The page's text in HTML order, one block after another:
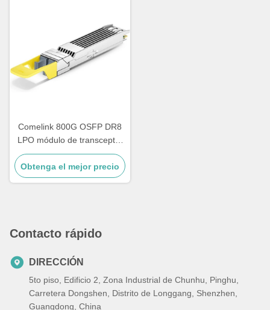
Comelink 800G OSFP DR8
LPO módulo de transceptor
óptico, compatible con
800GBASE 2 x DR4/DR8
OSFP Ethernet módulos
Obtenga el mejor precio
Contacto rápido
DIRECCIÓN
5to piso, Edificio 2, Zona Industrial de Chunhu, Pinghu,
Carretera Dongshen, Distrito de Longgang, Shenzhen,
Guangdong, China